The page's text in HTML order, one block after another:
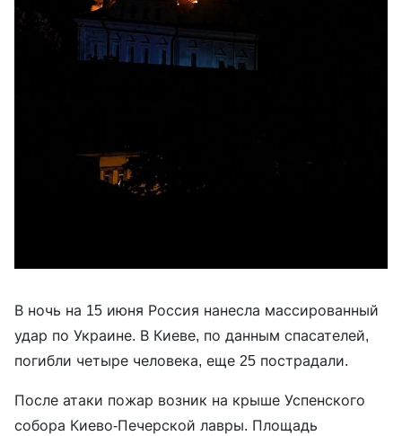
В ночь на 15 июня Россия нанесла массированный
удар по Украине. В Киеве, по данным спасателей,
погибли четыре человека, еще 25 пострадали.
После атаки пожар возник на крыше Успенского
собора Киево-Печерской лавры. Площадь